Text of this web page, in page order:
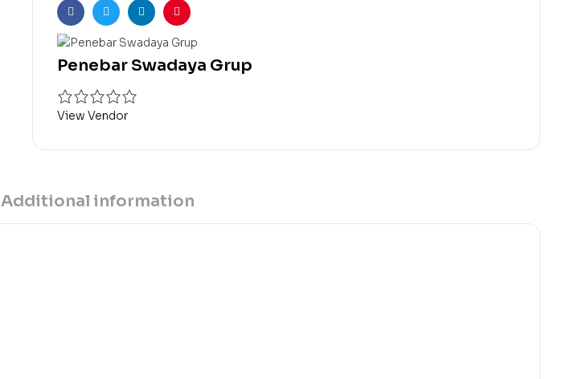
FacebookTwitterLinkedinPinterest
Penebar Swadaya Grup
View Vendor
Additional information